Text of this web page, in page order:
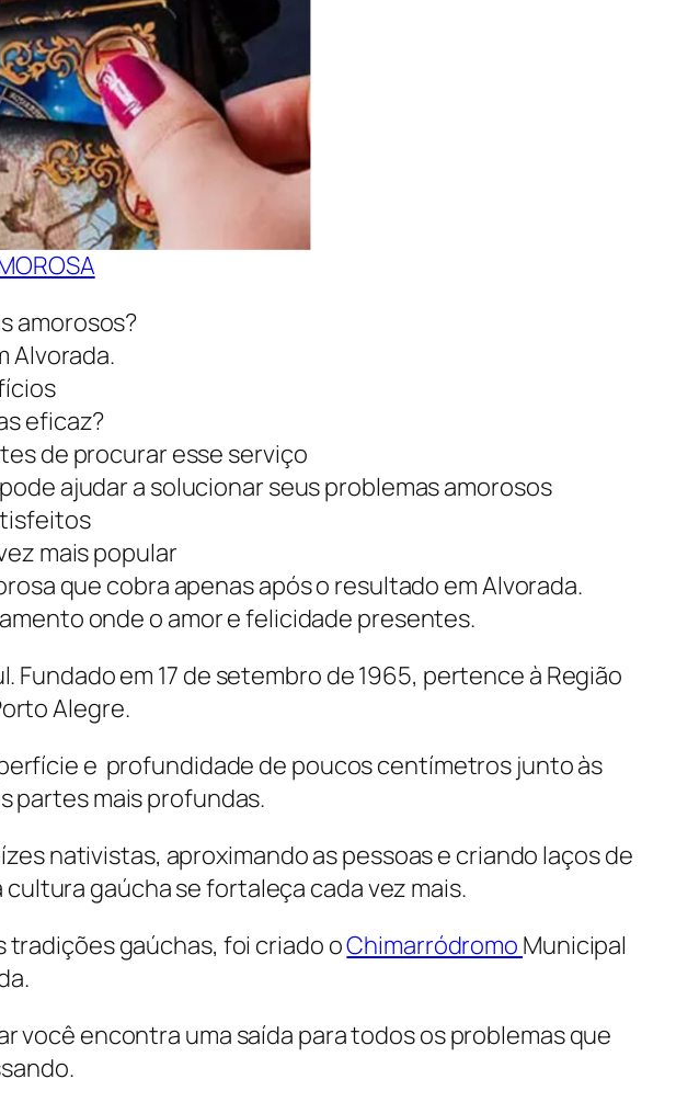
amorosos?
Alvorada.
eficaz?
de procurar esse serviço
ajudar a solucionar seus problemas amorosos
mais popular
que cobra apenas após o resultado em Alvorada.
onde o amor e felicidade presentes.
Fundado em 17 de setembro de 1965, pertence à Região
Alegre.
e profundidade de poucos centímetros junto às
partes mais profundas.
nativistas, aproximando as pessoas e criando laços de
gaúcha se fortaleça cada vez mais.
tradições gaúchas, foi criado oChimarródromo Municipal
você encontra uma saída para todos os problemas que